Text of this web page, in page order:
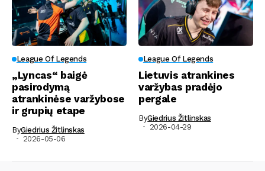
League Of Legends
„Lyncas“ baigė
pasirodymą
atrankinėse varžybose
ir grupių etape
ByGiedrius Žitlinskas
2026-05-06
League Of Legends
Lietuvis atrankines
varžybas pradėjo
pergale
ByGiedrius Žitlinskas
2026-04-29